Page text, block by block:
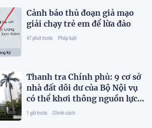
Cảnh báo thủ đoạn giả mạo
giải chạy trẻ em để lừa đảo
47 phút trước Pháp luật
Thanh tra Chính phủ: 9 cơ sở
nhà đất dôi dư của Bộ Nội vụ
có thể khơi thông nguồn lực
ngay
1 giờ trước Chính sách